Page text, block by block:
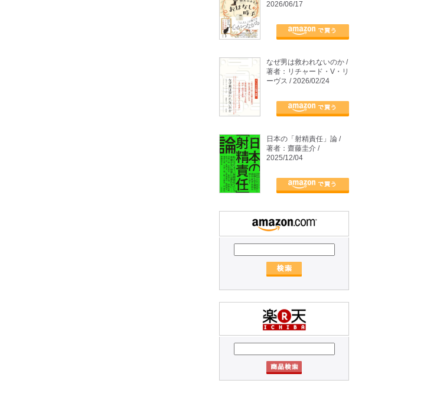
2026/06/17
なぜ男は救われないのか /
著者：リチャード・V・リ
ーヴス / 2026/02/24
日本の「射精責任」論 /
著者：齋藤圭介 /
2025/12/04